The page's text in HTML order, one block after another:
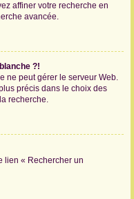
affiner votre recherche en
avancée.
?!
ne peut gérer le serveur Web.
précis dans le choix des
recherche.
lien « Rechercher un